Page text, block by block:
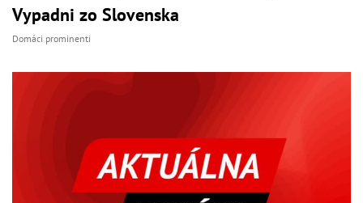
Vypadni zo Slovenska
Domáci prominenti